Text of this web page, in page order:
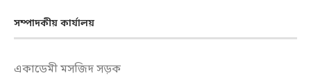
সম্পাদকীয় কার্যালয়
একাডেমী মসজিদ সড়ক